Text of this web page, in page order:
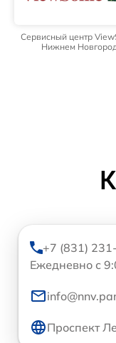
Сервисный центр
Нижнем
+7 (831)
Ежедневно с
Проспект